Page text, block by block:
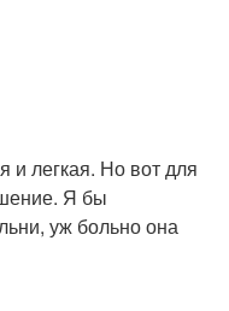
и легкая. Но вот для
Я бы
уж больно она